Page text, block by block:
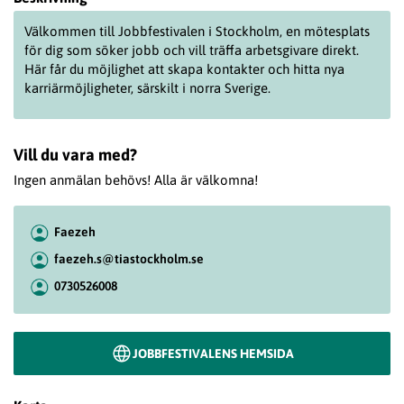
Välkommen till Jobbfestivalen i Stockholm, en mötesplats
för dig som söker jobb och vill träffa arbetsgivare direkt.
Här får du möjlighet att skapa kontakter och hitta nya
karriärmöjligheter, särskilt i norra Sverige.
Vill du vara med?
Ingen anmälan behövs! Alla är välkomna!
Faezeh
faezeh.s@tiastockholm.se
0730526008
JOBBFESTIVALENS HEMSIDA